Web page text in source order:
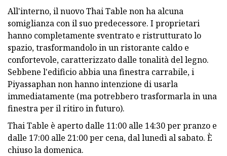
All'interno, il nuovo Thai Table non ha alcuna
somiglianza con il suo predecessore. I proprietari
hanno completamente sventrato e ristrutturato lo
spazio, trasformandolo in un ristorante caldo e
confortevole, caratterizzato dalle tonalità del legno.
Sebbene l'edificio abbia una finestra carrabile, i
Piyassaphan non hanno intenzione di usarla
immediatamente (ma potrebbero trasformarla in una
finestra per il ritiro in futuro).
Thai Table è aperto dalle 11:00 alle 14:30 per pranzo e
dalle 17:00 alle 21:00 per cena, dal lunedì al sabato. È
chiuso la domenica.